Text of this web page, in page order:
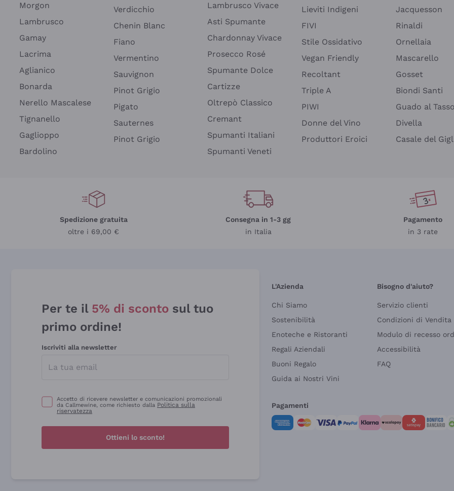
Morgon
Lambrusco
Gamay
Lacrima
Aglianico
Bonarda
Nerello Mascalese
Tignanello
Gaglioppo
Bardolino
Verdicchio
Chenin Blanc
Fiano
Vermentino
Sauvignon
Pinot Grigio
Pigato
Sauternes
Pinot Grigio
Lambrusco Vivace
Asti Spumante
Chardonnay Vivace
Prosecco Rosé
Spumante Dolce
Cartizze
Oltrepò Classico
Cremant
Spumanti Italiani
Spumanti Veneti
Lieviti Indigeni
FIVI
Stile Ossidativo
Vegan Friendly
Recoltant
Triple A
PIWI
Donne del Vino
Produttori Eroici
Jacquesson
Rinaldi
Ornellaia
Mascarello
Gosset
Biondi Santi
Guado al Tasso
Divella
Casale del
Spedizione gratuita
oltre i 69,00 €
Consegna in 1-3 gg
in Italia
Pagamento
in 3 rate
Per te il 5% di sconto sul tuo
primo ordine!
Iscriviti alla newsletter
Accetto di ricevere newsletter e comunicazioni promozionali
da Callmewine, come richiesto dalla Politica sulla
riservatezza
Ottieni lo sconto!
L'Azienda
Chi Siamo
Sostenibilità
Enoteche e Ristoranti
Regali Aziendali
Buoni Regalo
Guida ai Nostri Vini
Bisogno d'aiuto?
Servizio clienti
Condizioni di Vendita
Modulo di recesso
Accessibilità
FAQ
Pagamenti